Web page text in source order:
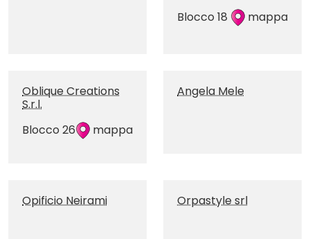
Blocco 18
mappa
Oblique Creations
S.r.l.
Blocco 26
mappa
Angela Mele
Opificio Neirami Orpastyle srl